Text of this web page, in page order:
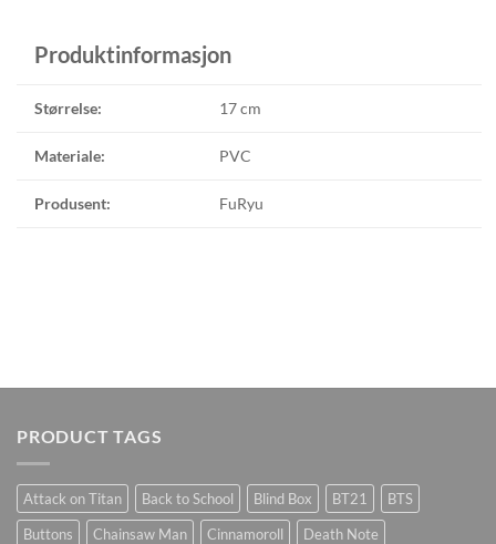
Produktinformasjon
Størrelse: 17 cm
Materiale: PVC
Produsent: FuRyu
PRODUCT TAGS
Attack on Titan Back to School Blind Box BT21
BTS
Buttons
Chainsaw Man Cinnamoroll
Death Note